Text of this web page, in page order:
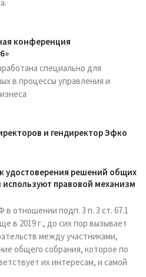
конференция
специально для
в процессы управления и
и гендиректор Эфко
удостоверения решений общих
используют правовой механизм
отношении подп. 3 п. 3 ст. 67.1
в 2019 г., до сих пор вызывает
между участниками,
общего собрания, которое по
их интересам, и самой